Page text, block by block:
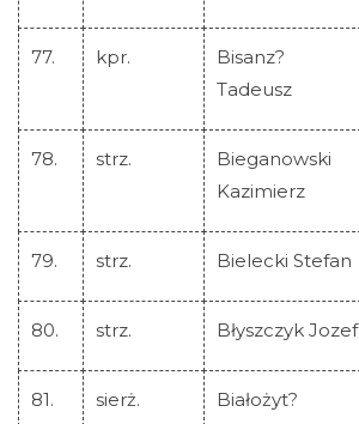
77. kpr.
Bisanz?
Tadeusz
78. strz.
Bieganowski
Kazimierz
79. strz. Bielecki Stefan
80. strz. Błyszczyk Jozef
81. sierż.
Białożyt?